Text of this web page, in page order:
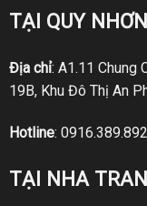
TẠI QUY
Địa chỉ: A1.11 Chung
19B, Khu Đô Thị An
Hotline: 0916.389.892
TẠI NHA